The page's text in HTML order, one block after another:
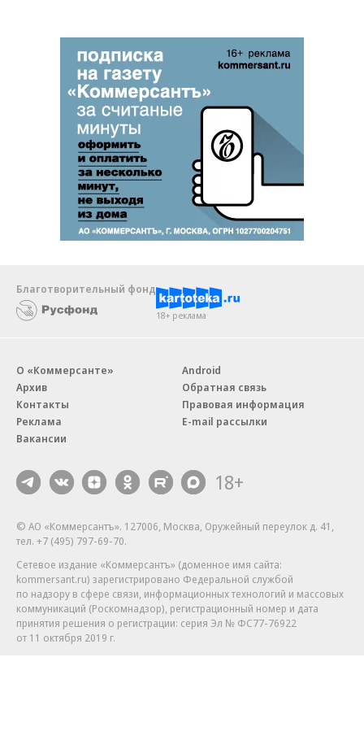
Благотворительный фонд
18+ реклама
О «Коммерсанте»
Архив
Контакты
Реклама
Вакансии
Android
Обратная связь
Правовая информация
E-mail рассылки
18+
© АО «Коммерсантъ». 127006, Москва, Оружейный переулок д. 41,
тел. +7 (495) 797-69-70.
Сетевое издание «Коммерсантъ» (доменное имя сайта:
kommersant.ru) зарегистрировано Федеральной службой
по надзору в сфере связи, информационных технологий и массовых
коммуникаций (Роскомнадзор), регистрационный номер и дата
принятия решения о регистрации: серия Эл № ФС77-76922
от 11 октября 2019 г.